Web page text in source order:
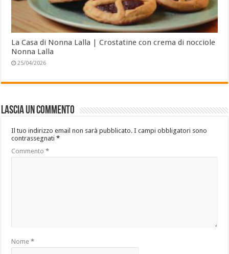
La Casa di Nonna Lalla | Crostatine con crema di nocciole
Nonna Lalla
25/04/2026
Lascia un commento
Il tuo indirizzo email non sarà pubblicato. I campi obbligatori sono
contrassegnati*
Commento*
Nome*